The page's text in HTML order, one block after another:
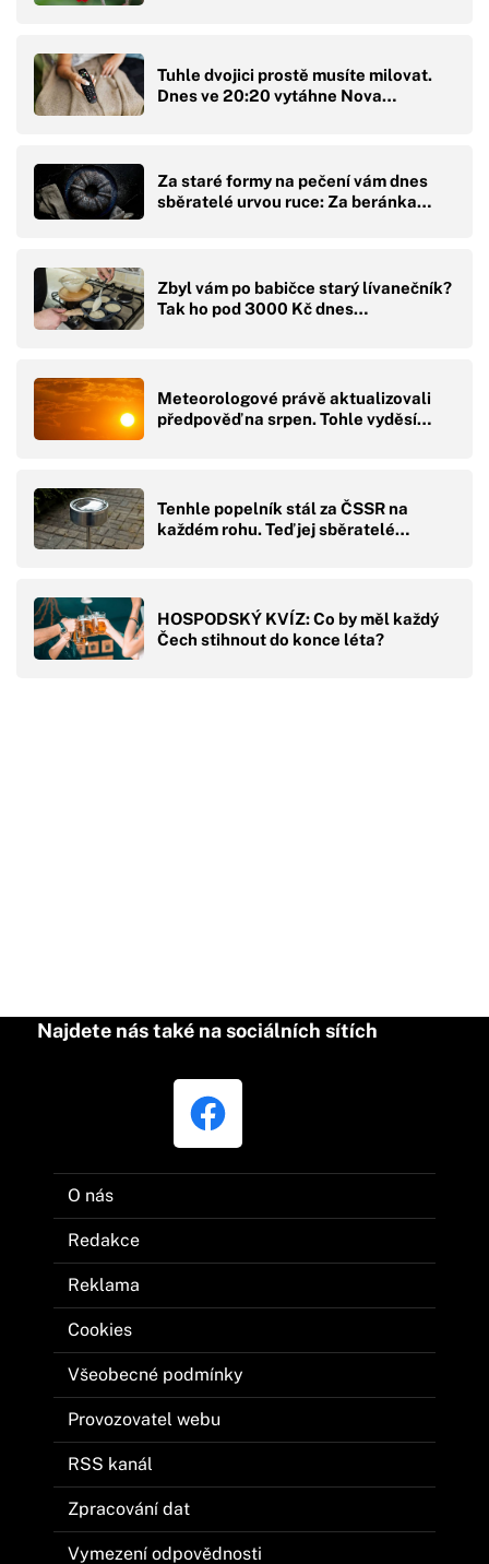
Tuhle dvojici prostě musíte milovat.
Dnes ve 20:20 vytáhne Nova…
Za staré formy na pečení vám dnes
sběratelé urvou ruce: Za beránka…
Zbyl vám po babičce starý lívanečník?
Tak ho pod 3000 Kč dnes…
Meteorologové právě aktualizovali
předpověď na srpen. Tohle vyděsí…
Tenhle popelník stál za ČSSR na
každém rohu. Teď jej sběratelé…
HOSPODSKÝ KVÍZ: Co by měl každý
Čech stihnout do konce léta?
Najdete nás také na sociálních sítích
O nás
Redakce
Reklama
Cookies
Všeobecné podmínky
Provozovatel webu
RSS kanál
Zpracování dat
Vymezení odpovědnosti